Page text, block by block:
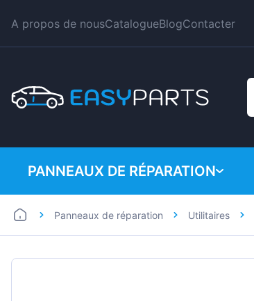
A propos de nousCatalogueBlogContacter
PANNEAUX DE RÉPARATION
Automobiles
Panneaux de réparation Utilitaires